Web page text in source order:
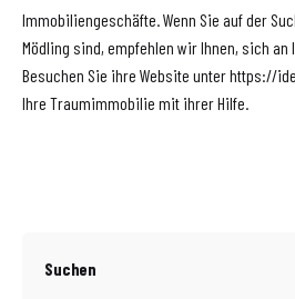
Immobiliengeschäfte. Wenn Sie auf der
Mödling sind, empfehlen wir Ihnen, sich an
Besuchen Sie ihre Website unter https://
Ihre Traumimmobilie mit ihrer Hilfe.
Suchen